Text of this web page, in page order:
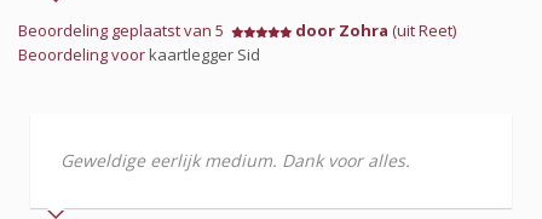
Beoordeling geplaatst van 5 door Zohra (uit Reet)
Beoordeling voorkaartlegger Sid
Geweldige eerlijk medium. Dank voor alles.